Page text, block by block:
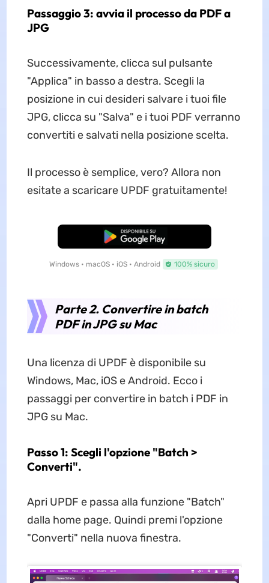
Passaggio 3: avvia il processo da PDF a
JPG
Successivamente, clicca sul pulsante
"Applica" in basso a destra. Scegli la
posizione in cui desideri salvare i tuoi file
JPG, clicca su "Salva" e i tuoi PDF verranno
convertiti e salvati nella posizione scelta.
Il processo è semplice, vero? Allora non
esitate a scaricare UPDF gratuitamente!
Download Gratis
Windows • macOS • iOS • Android 100% sicuro
Parte 2. Convertire in batch
PDF in JPG su Mac
Una licenza di UPDF è disponibile su
Windows, Mac, iOS e Android. Ecco i
passaggi per convertire in batch i PDF in
JPG su Mac.
Passo 1: Scegli l'opzione "Batch >
Converti".
Apri UPDF e passa alla funzione "Batch"
dalla home page. Quindi premi l'opzione
"Converti" nella nuova finestra.